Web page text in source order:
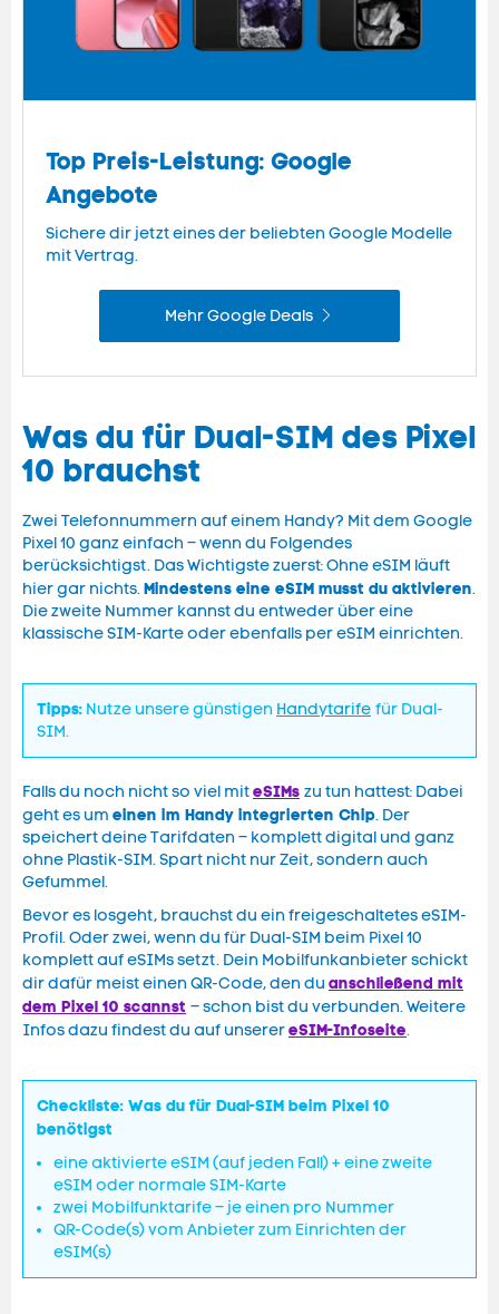
Top Preis-Leistung: Google
Angebote
Sichere dir jetzt eines der beliebten Google Modelle
mit Vertrag.
Mehr Google Deals
Was du für Dual-SIM des Pixel
10 brauchst
Zwei Telefonnummern auf einem Handy? Mit dem Google
Pixel 10 ganz einfach – wenn du Folgendes
berücksichtigst. Das Wichtigste zuerst: Ohne eSIM läuft
hier gar nichts.Mindestens eine eSIM musst du aktivieren.
Die zweite Nummer kannst du entweder über eine
klassische SIM-Karte oder ebenfalls per eSIM einrichten.
Tipps: Nutze unsere günstigen Handytarife für Dual-
SIM.
Falls du noch nicht so viel miteSIMs zu tun hattest: Dabei
geht es um einen im Handy integrierten Chip. Der
speichert deine Tarifdaten – komplett digital und ganz
ohne Plastik-SIM. Spart nicht nur Zeit, sondern auch
Gefummel.
Bevor es losgeht, brauchst du ein freigeschaltetes eSIM-
Profil. Oder zwei, wenn du für Dual-SIM beim Pixel 10
komplett auf eSIMs setzt. Dein Mobilfunkanbieter schickt
dir dafür meist einen QR-Code, den du anschließend mit
dem Pixel 10 scannst – schon bist du verbunden. Weitere
Infos dazu findest du auf unserereSIM-Infoseite.
Checkliste: Was du für Dual-SIM beim Pixel 10
benötigst
eine aktivierte eSIM (auf jeden Fall) + eine zweite
eSIM oder normale SIM-Karte
zwei Mobilfunktarife – je einen pro Nummer
QR-Code(s) vom Anbieter zum Einrichten der
eSIM(s)